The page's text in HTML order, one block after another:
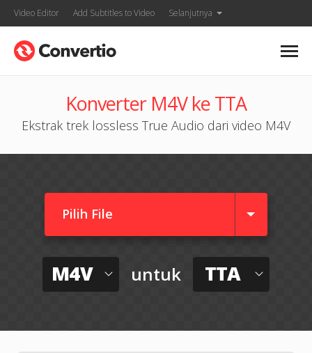
Video Editor Add Subtitles to Video Selanjutnya
Konverter M4V ke TTA
Ekstrak trek lossless True Audio dari video M4V
Pilih File
M4V untuk TTA